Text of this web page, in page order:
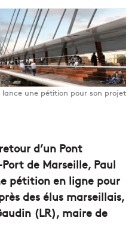
lance une pétition pour son projet
d’un Pont
de Marseille, Paul
pétition en ligne pour
des élus marseillais,
(LR), maire de